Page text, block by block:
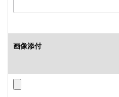
画像添付